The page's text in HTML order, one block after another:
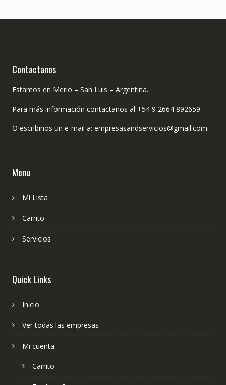
Contactanos
Estamos en Merlo – San Luis – Argentina.
Para más información contactanos al +54 9 2664 892659
O escribinos un e-mail a: empresasandservicios@gmail.com
Menu
Mi Lista
Carrito
Servicios
Quick Links
Inicio
Ver todas las empresas
Mi cuenta
Carrito